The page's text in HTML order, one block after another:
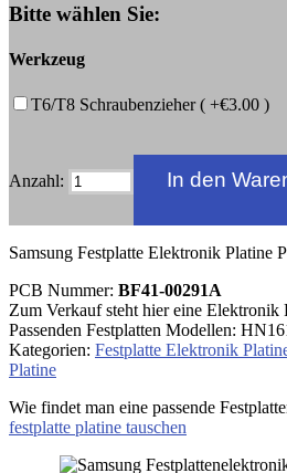
Bitte wählen Sie:
Werkzeug
T6/T8 Schraubenzieher ( +€3.00 )
Anzahl:
Samsung Festplatte Elektronik Platine
PCB Nummer: BF41-00291A
Zum Verkauf steht hier eine Elektronik
Passenden Festplatten Modellen:
Kategorien: Festplatte Elektronik
Platine
Wie findet man eine passende
festplatte platine tauschen